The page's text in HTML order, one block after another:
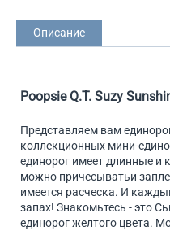
Описание
Poopsie Q.T. Suzy
Представляем вам
коллекционных мини-
единорог имеет длинные и
можно причесыватьи
имеется расческа. И
запах! Знакомьтесь - это
единорог желтого цвета.